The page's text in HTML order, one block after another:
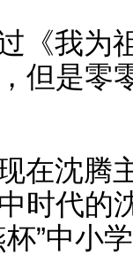
《我为
但是零
在沈腾
时代的
”中小